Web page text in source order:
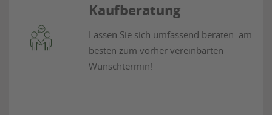
Kaufberatung
Lassen Sie sich umfassend beraten: am
besten zum vorher vereinbarten
Wunschtermin!